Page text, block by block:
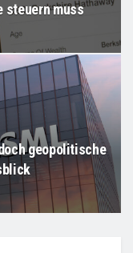
steuern muss
geopolitische